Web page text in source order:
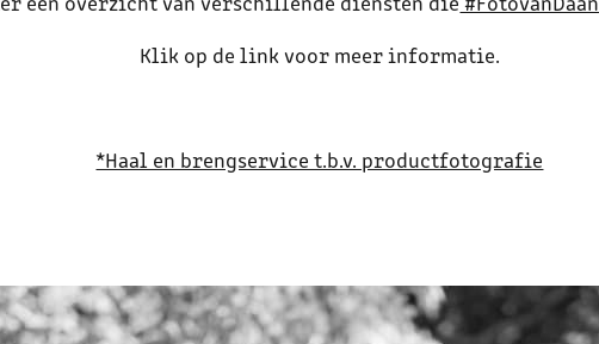
Klik op de link voor meer informatie.
*Haal en brengservice t.b.v. productfotografie